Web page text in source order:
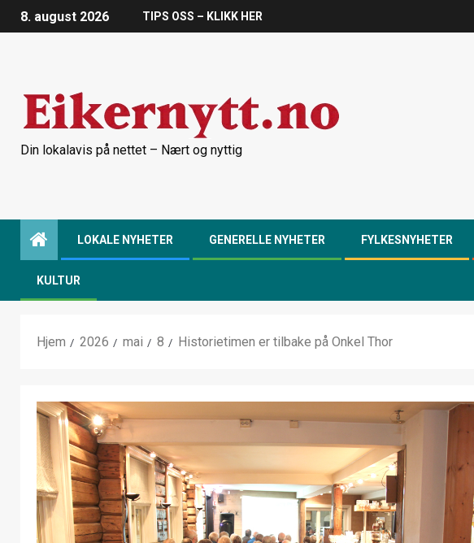
8. august 2026 TIPS OSS – KLIKK HER
Din lokalavis på nettet – Nært og nyttig
LOKALE NYHETER GENERELLE NYHETER FYLKESNYHETER
KULTUR
Hjem 2026 mai 8 Historietimen er tilbake på Onkel Thor